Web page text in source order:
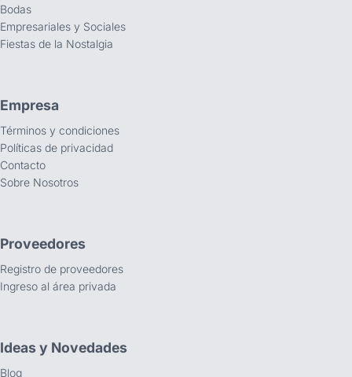
Bodas
Empresariales y Sociales
Fiestas de la Nostalgia
Empresa
Términos y condiciones
Políticas de privacidad
Contacto
Sobre Nosotros
Proveedores
Registro de proveedores
Ingreso al área privada
Ideas y Novedades
Blog